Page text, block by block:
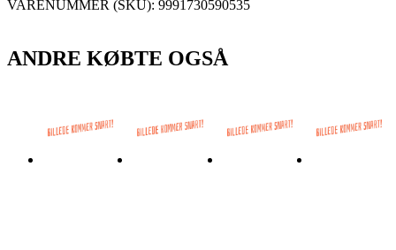
VARENUMMER (SKU): 9991730590535
ANDRE KØBTE OGSÅ